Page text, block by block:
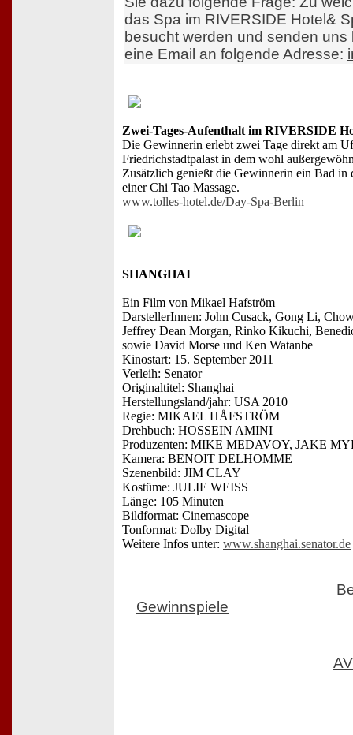
das Spa im RIVERSIDE Hotel&
besucht werden und senden uns
eine Email an folgende Adresse:
Zwei-Tages-Aufenthalt im RIVERSIDE
Die Gewinnerin erlebt zwei Tage direkt am
Friedrichstadtpalast in dem wohl
Zusätzlich genießt die Gewinnerin ein Bad in
einer Chi Tao Massage.
www.tolles-hotel.de/Day-Spa-Berlin
SHANGHAI
Ein Film von Mikael Hafström
DarstellerInnen: John Cusack, Gong Li,
Jeffrey Dean Morgan, Rinko Kikuchi,
sowie David Morse und Ken Watanbe
Kinostart: 15. September 2011
Verleih: Senator
Originaltitel: Shanghai
Herstellungsland/jahr: USA 2010
Regie: MIKAEL HÅFSTRÖM
Drehbuch: HOSSEIN AMINI
Produzenten: MIKE MEDAVOY, JAKE
Kamera: BENOIT DELHOMME
Szenenbild: JIM CLAY
Kostüme: JULIE WEISS
Länge: 105 Minuten
Bildformat: Cinemascope
Tonformat: Dolby Digital
Weitere Infos unter: www.shanghai.senator.de
Gewinnspiele